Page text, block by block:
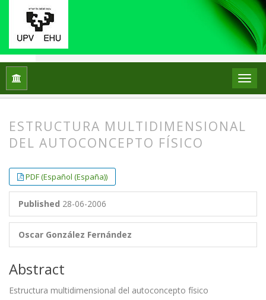
Home
ESTRUCTURA MULTIDIMENSIONAL
DEL AUTOCONCEPTO FÍSICO
PDF (Español (España))
Published 28-06-2006
Oscar González Fernández
Abstract
Estructura multidimensional del autoconcepto físico